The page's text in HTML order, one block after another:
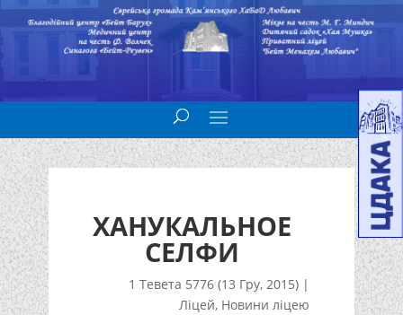
ХАНУКАЛЬНОЕ
СЕЛФИ
1 Тевета 5776 (13 Гру, 2015) |
Ліцей, Новини ліцею